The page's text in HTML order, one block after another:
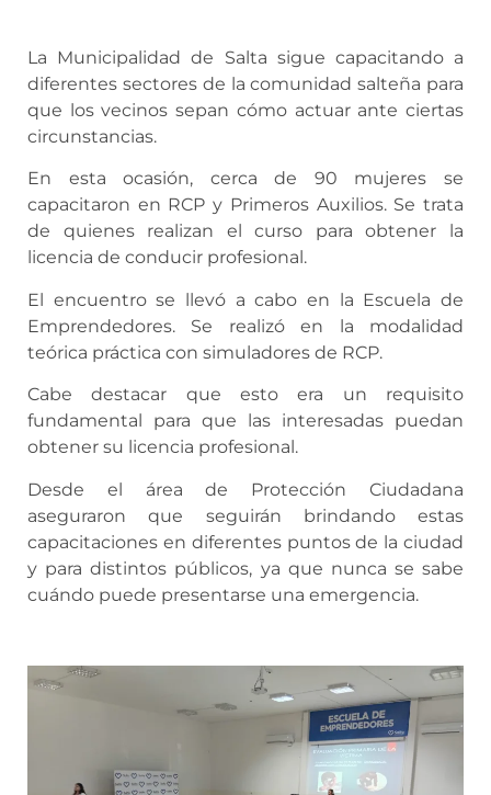
La Municipalidad de Salta sigue capacitando a
diferentes sectores de la comunidad salteña para
que los vecinos sepan cómo actuar ante ciertas
circunstancias.
En esta ocasión, cerca de 90 mujeres se
capacitaron en RCP y Primeros Auxilios. Se trata
de quienes realizan el curso para obtener la
licencia de conducir profesional.
El encuentro se llevó a cabo en la Escuela de
Emprendedores. Se realizó en la modalidad
teórica práctica con simuladores de RCP.
Cabe destacar que esto era un requisito
fundamental para que las interesadas puedan
obtener su licencia profesional.
Desde el área de Protección Ciudadana
aseguraron que seguirán brindando estas
capacitaciones en diferentes puntos de la ciudad
y para distintos públicos, ya que nunca se sabe
cuándo puede presentarse una emergencia.